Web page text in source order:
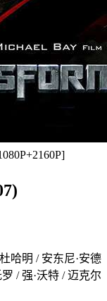
哈明 / 安东尼·安德
/ 强·沃特 / 迈克尔